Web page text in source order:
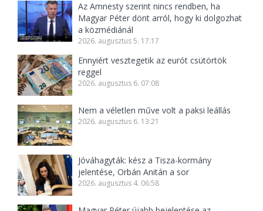
Az Amnesty szerint nincs rendben, ha
Magyar Péter dönt arról, hogy ki dolgozhat
a közmédiánál
2026. augusztus 5. 17:17
Ennyiért vesztegetik az eurót csütörtök
reggel
2026. augusztus 6. 07:08
Nem a véletlen műve volt a paksi leállás
2026. augusztus 6. 13:21
Jóváhagyták: kész a Tisza-kormány
jelentése, Orbán Anitán a sor
2026. augusztus 4. 06:58